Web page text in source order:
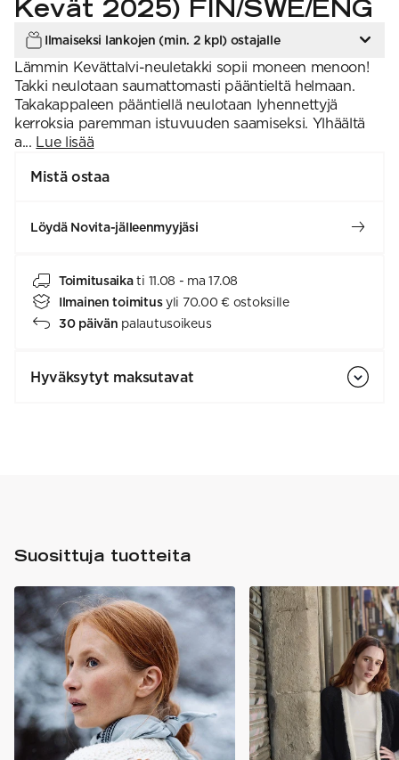
Kevät 2025) FIN/SWE/ENG
Ilmaiseksi lankojen (min. 2 kpl) ostajalle
Lämmin Kevättalvi-neuletakki sopii moneen menoon!
Takki neulotaan saumattomasti pääntieltä helmaan.
Takakappaleen pääntiellä neulotaan lyhennettyjä
kerroksia paremman istuvuuden saamiseksi. Ylhäältä
a... Lue lisää
Mistä ostaa
Löydä Novita-jälleenmyyjäsi
Toimitusaika ti 11.08 - ma 17.08
Ilmainen toimitus yli 70.00 € ostoksille
30 päivän palautusoikeus
Hyväksytyt maksutavat
Suosittuja tuotteita